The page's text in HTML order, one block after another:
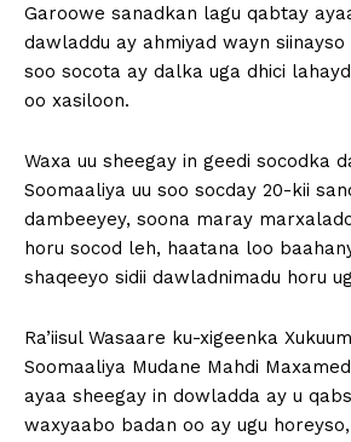
Garoowe sanadkan lagu qabtay
dawladdu ay ahmiyad wayn siinayso
soo socota ay dalka uga dhici
oo xasiloon.
Waxa uu sheegay in geedi socodka
Soomaaliya uu soo socday 20-kii
dambeeyey, soona maray
horu socod leh, haatana loo
shaqeeyo sidii dawladnimadu horu
Ra’iisul Wasaare ku-xigeenka
Soomaaliya Mudane Mahdi
ayaa sheegay in dowladda ay u
waxyaabo badan oo ay ugu